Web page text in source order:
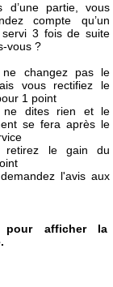
d’une partie, vous
compte qu’un
3 fois de suite
vous ?
changez pas le
vous rectifiez le
1 point
ne dites rien et le
se fera après le
retirez le gain du
l'avis aux
pour afficher la